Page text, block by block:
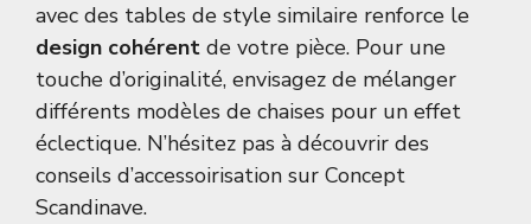
avec des tables de style similaire renforce le
design cohérent de votre pièce. Pour une
touche d’originalité, envisagez de mélanger
différents modèles de chaises pour un effet
éclectique. N’hésitez pas à découvrir des
conseils d’accessoirisation sur Concept
Scandinave.